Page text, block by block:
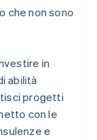
che non sono
in
abilità
progetti
con le
e